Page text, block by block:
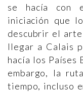
se hacía con
iniciación que
descubrir el
llegar a Calais
hacía los Países
embargo, la
tiempo, incluso